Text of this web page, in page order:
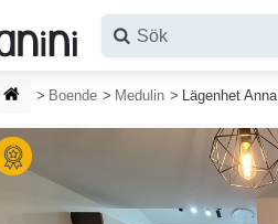
HEMSIDA
Boende Medulin Lägenhet Anna